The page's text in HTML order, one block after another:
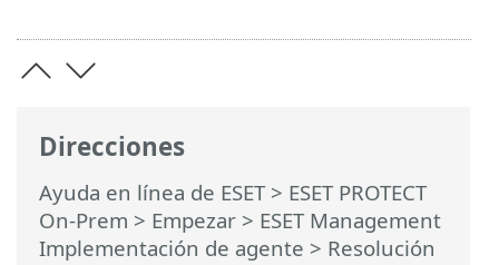
Direcciones
Ayuda en línea de ESET> ESET PROTECT
On-Prem > Empezar > ESET Management
Implementación de agente > Resolución